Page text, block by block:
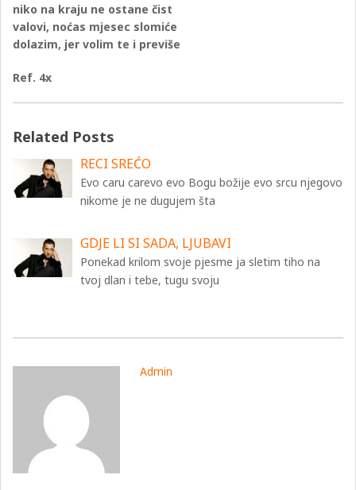
niko na kraju ne ostane čist
valovi, noćas mjesec slomiće
dolazim, jer volim te i previše
Ref. 4x
Related Posts
RECI SREĆO
Evo caru carevo evo Bogu božije evo srcu njegovo
nikome je ne dugujem šta
GDJE LI SI SADA, LJUBAVI
Ponekad krilom svoje pjesme ja sletim tiho na
tvoj dlan i tebe, tugu svoju
Admin